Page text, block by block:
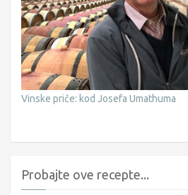
Vinske priče: kod Josefa Umathuma
Probajte ove recepte...